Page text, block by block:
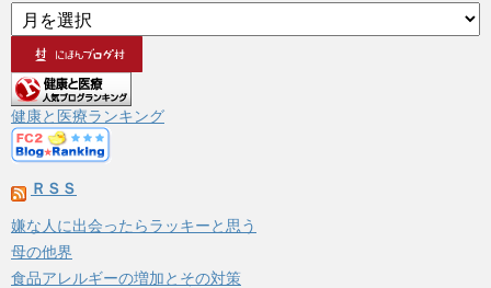
ア
ー
イ
ブ
健康と医療ランキング
ＲＳＳ
嫌な人に出会ったらラッキーと思う
母の他界
食品アレルギーの増加とその対策